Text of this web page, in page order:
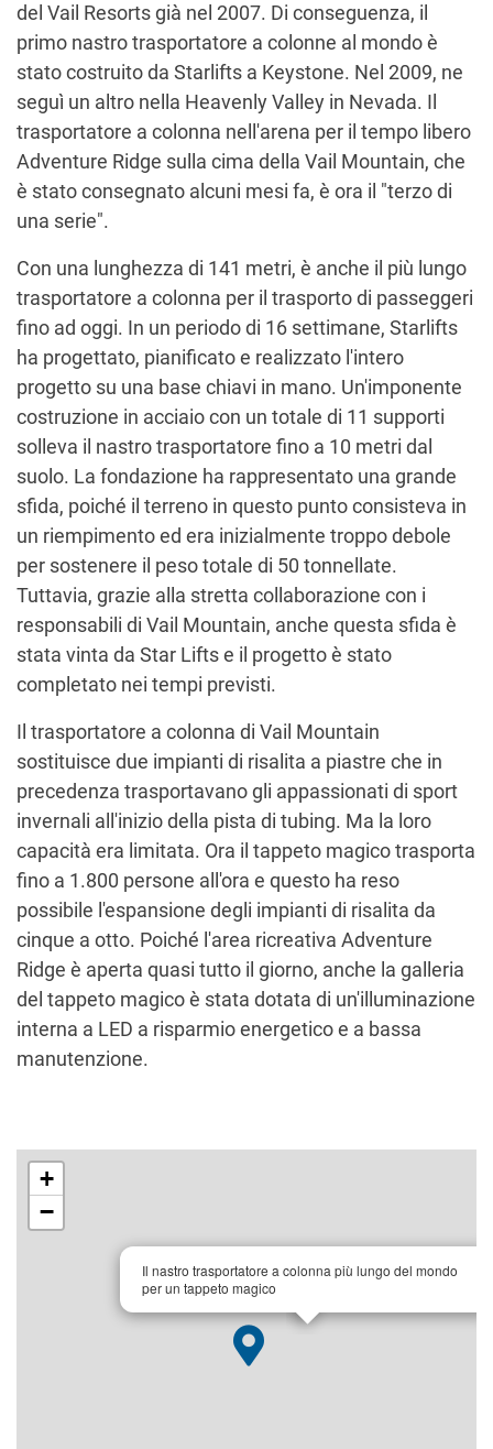
del Vail Resorts già nel 2007. Di conseguenza, il
primo nastro trasportatore a colonne al mondo è
stato costruito da Starlifts a Keystone. Nel 2009, ne
seguì un altro nella Heavenly Valley in Nevada. Il
trasportatore a colonna nell'arena per il tempo libero
Adventure Ridge sulla cima della Vail Mountain, che
è stato consegnato alcuni mesi fa, è ora il "terzo di
una serie".
Con una lunghezza di 141 metri, è anche il più lungo
trasportatore a colonna per il trasporto di passeggeri
fino ad oggi. In un periodo di 16 settimane, Starlifts
ha progettato, pianificato e realizzato l'intero
progetto su una base chiavi in mano. Un'imponente
costruzione in acciaio con un totale di 11 supporti
solleva il nastro trasportatore fino a 10 metri dal
suolo. La fondazione ha rappresentato una grande
sfida, poiché il terreno in questo punto consisteva in
un riempimento ed era inizialmente troppo debole
per sostenere il peso totale di 50 tonnellate.
Tuttavia, grazie alla stretta collaborazione con i
responsabili di Vail Mountain, anche questa sfida è
stata vinta da Star Lifts e il progetto è stato
completato nei tempi previsti.
Il trasportatore a colonna di Vail Mountain
sostituisce due impianti di risalita a piastre che in
precedenza trasportavano gli appassionati di sport
invernali all'inizio della pista di tubing. Ma la loro
capacità era limitata. Ora il tappeto magico trasporta
fino a 1.800 persone all'ora e questo ha reso
possibile l'espansione degli impianti di risalita da
cinque a otto. Poiché l'area ricreativa Adventure
Ridge è aperta quasi tutto il giorno, anche la galleria
del tappeto magico è stata dotata di un'illuminazione
interna a LED a risparmio energetico e a bassa
manutenzione.
Il nastro trasportatore a colonna più lungo del mondo
per un tappeto magico
+
−